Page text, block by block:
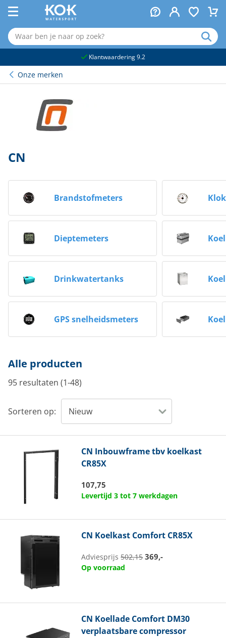
Klantwaardering 9.2
Onze merken
CN
Brandstofmeters
Dieptemeters
Drinkwatertanks
GPS snelheidsmeters
Alle producten
95 resultaten (1-48)
Sorteren op:
CN Inbouwframe tbv koelkast
CR85X
107,75
Levertijd 3 tot 7 werkdagen
CN Koelkast Comfort CR85X
Adviesprijs502,15 369,-
Op voorraad
CN Koellade Comfort DM30
verplaatsbare compressor